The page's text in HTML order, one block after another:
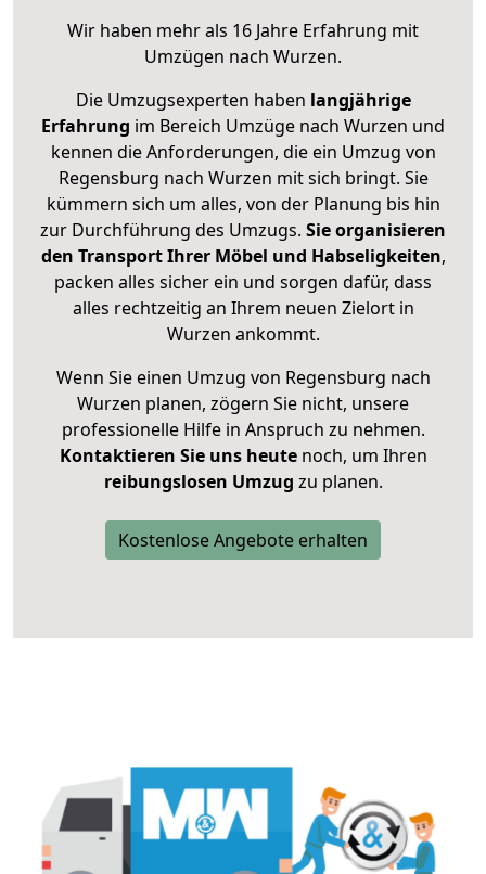
Wir haben mehr als 16 Jahre Erfahrung mit
Umzügen nach Wurzen.
Die Umzugsexperten haben langjährige
Erfahrung im Bereich Umzüge nach Wurzen und
kennen die Anforderungen, die ein Umzug von
Regensburg nach Wurzen mit sich bringt. Sie
kümmern sich um alles, von der Planung bis hin
zur Durchführung des Umzugs. Sie organisieren
den Transport Ihrer Möbel und Habseligkeiten,
packen alles sicher ein und sorgen dafür, dass
alles rechtzeitig an Ihrem neuen Zielort in
Wurzen ankommt.
Wenn Sie einen Umzug von Regensburg nach
Wurzen planen, zögern Sie nicht, unsere
professionelle Hilfe in Anspruch zu nehmen.
Kontaktieren Sie uns heutenoch, um Ihren
reibungslosen Umzug zu planen.
Kostenlose Angebote erhalten